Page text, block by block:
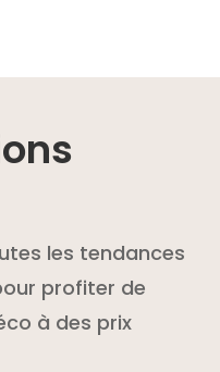
les tendances
profiter de
à des prix